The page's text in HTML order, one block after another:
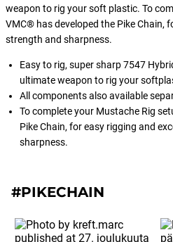
puurunko
Vinkki: Rigaa
Rig Stingerin
weapon to rig your soft plastic. To
VMC® has developed the Pike Chain,
strength and sharpness.
Easy to rig, super sharp 7547
ultimate weapon to rig your
All components also available
To complete your Mustache Rig
Pike Chain, for easy rigging and
sharpness.
#PIKECHAIN